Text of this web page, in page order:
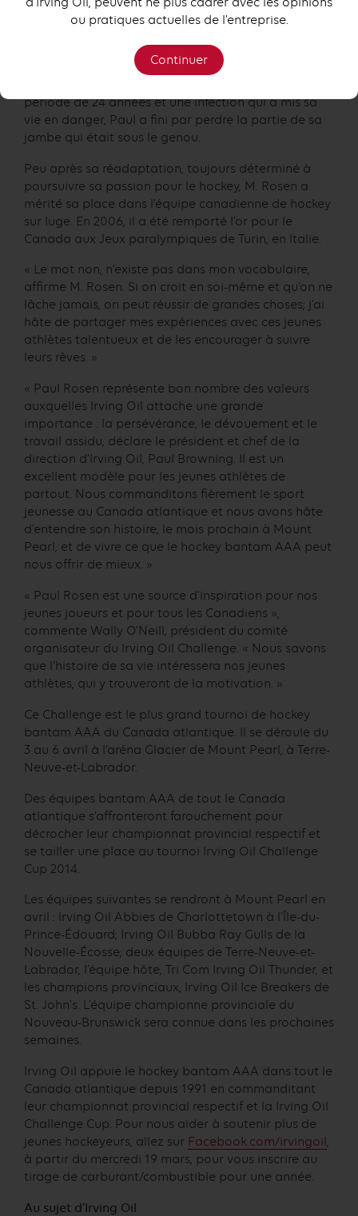
Originaire de Thornhill, en Ontario, Paul Rosen était
AAA avant une chute, lors d’un tournoi, qui lui a
causé 14 fractures à une jambe. Après
période de 24 années et une infection qui a mis sa
vie en danger, Paul a fini par perdre la partie de sa
jambe qui était sous le genou.
Peu après sa réadaptation, toujours déterminé à
poursuivre sa passion pour le hockey, M. Rosen a
mérité sa place dans l’équipe canadienne de hockey
sur luge. En 2006, il a été remporté l’or pour le
Canada aux Jeux paralympiques de Turin, en Italie.
« Le mot non, n’existe pas dans mon vocabulaire,
affirme M. Rosen. Si on croit en soi-même et qu’on ne
lâche jamais, on peut réussir de grandes choses; j’ai
hâte de partager mes expériences avec ces jeunes
athlètes talentueux et de les encourager à suivre
leurs rêves. »
« Paul Rosen représente bon nombre des valeurs
auxquelles Irving Oil attache une grande
importance : la persévérance, le dévouement et le
travail assidu, déclare le président et chef de la
direction d’Irving Oil, Paul Browning. Il est un
excellent modèle pour les jeunes athlètes de
partout. Nous commanditons fièrement le sport
jeunesse au Canada atlantique et nous avons hâte
d’entendre son histoire, le mois prochain à Mount
Pearl, et de vivre ce que le hockey bantam AAA peut
nous offrir de mieux. »
« Paul Rosen est une source d’inspiration pour nos
jeunes joueurs et pour tous les Canadiens »,
commente Wally O’Neill, président du comité
organisateur du Irving Oil Challenge. « Nous savons
que l’histoire de sa vie intéressera nos jeunes
athlètes, qui y trouveront de la motivation. »
Ce Challenge est le plus grand tournoi de hockey
bantam AAA du Canada atlantique. Il se déroule du
3 au 6 avril à l’aréna Glacier de Mount Pearl, à Terre-
Neuve-et-Labrador.
Des équipes bantam AAA de tout le Canada
atlantique s’affronteront farouchement pour
décrocher leur championnat provincial respectif et
se tailler une place au tournoi Irving Oil Challenge
Cup 2014.
Les équipes suivantes se rendront à Mount Pearl en
avril : Irving Oil Abbies de Charlottetown à l’Île-du-
Prince-Édouard; Irving Oil Bubba Ray Gulls de la
Nouvelle-Écosse; deux équipes de Terre-Neuve-et-
Labrador, l’équipe hôte, Tri Com Irving Oil Thunder, et
les champions provinciaux, Irving Oil Ice Breakers de
St. John’s. L’équipe championne provinciale du
Nouveau-Brunswick sera connue dans les prochaines
semaines.
Irving Oil appuie le hockey bantam AAA dans tout le
Canada atlantique depuis 1991 en commanditant
leur championnat provincial respectif et la Irving Oil
Challenge Cup. Pour nous aider à soutenir plus de
jeunes hockeyeurs, allez sur Facebook.com/irvingoil,
à partir du mercredi 19 mars, pour vous inscrire au
tirage de carburant/combustible pour une année.
Au sujet d’Irving Oil
ou pratiques actuelles de l’entreprise.
Continuer